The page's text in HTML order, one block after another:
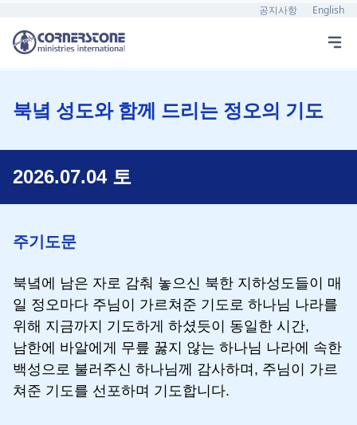
공지사항 English
북녘 성도와 함께 드리는 정오의 기도
2026.07.04 토
주기도문
북녘에 남은 자로 감춰 놓으신 북한 지하성도들이 매
일 정오마다 주님이 가르쳐준 기도로 하나님 나라를
위해 지금까지 기도하게 하셨듯이 동일한 시간,
남한에 바알에게 무릎 꿇지 않는 하나님 나라에 속한
백성으로 불러주신 하나님께 감사하며, 주님이 가르
쳐준 기도를 선포하며 기도합니다.